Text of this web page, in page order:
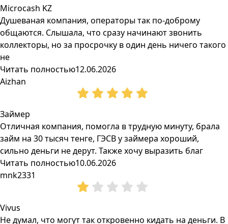
Microcash KZ
Душеваная компания, операторы так по-доброму
общаются. Слышала, что сразу начинают звонить
коллекторы, но за просрочку в один день ничего такого
не
Читать полностью12.06.2026
Aizhan
Займер
Отличная компания, помогла в трудную минуту, брала
займ на 30 тысяч тенге, ГЭСВ у займера хороший,
сильно деньги не дерут. Также хочу выразить благ
Читать полностью10.06.2026
mnk2331
Vivus
Не думал, что могут так откровенно кидать на деньги. В